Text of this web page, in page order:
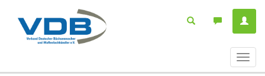
ein-/